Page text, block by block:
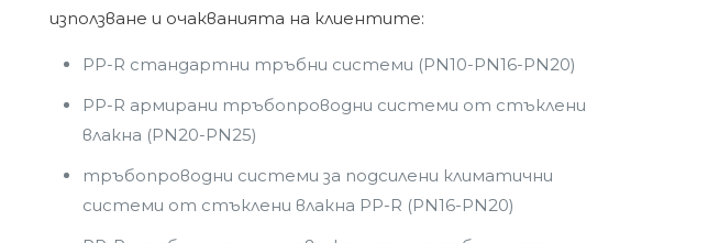
използване и очакванията на клиентите:
PP-R стандартни тръбни системи (PN10-PN16-PN20)
PP-R армирани тръбопроводни системи от стъклени
влакна (PN20-PN25)
тръбопроводни системи за подсилени климатични
системи от стъклени влакна PP-R (PN16-PN20)